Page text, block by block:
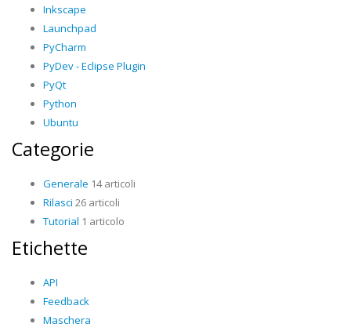
Inkscape
Launchpad
PyCharm
PyDev - Eclipse Plugin
PyQt
Python
Ubuntu
Categorie
Generale 14 articoli
Rilasci 26 articoli
Tutorial 1 articolo
Etichette
API
Feedback
Maschera